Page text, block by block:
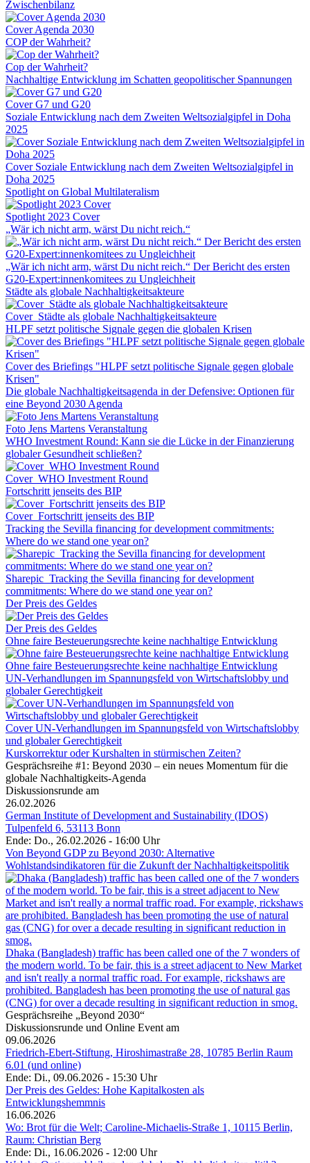
Zwischenbilanz
Cover Agenda 2030
COP der Wahrheit?
Cop der Wahrheit?
Nachhaltige Entwicklung im Schatten geopolitischer Spannungen
Cover G7 und G20
Soziale Entwicklung nach dem Zweiten Weltsozialgipfel in Doha
2025
Cover Soziale Entwicklung nach dem Zweiten Weltsozialgipfel in
Doha 2025
Spotlight on Global Multilateralism
Spotlight 2023 Cover
„Wär ich nicht arm, wärst Du nicht reich.“
„Wär ich nicht arm, wärst Du nicht reich.“ Der Bericht des ersten
G20-Expert:innenkomitees zu Ungleichheit
Städte als globale Nachhaltigkeitsakteure
Cover_Städte als globale Nachhaltigkeitsakteure
HLPF setzt politische Signale gegen die globalen Krisen
Cover des Briefings "HLPF setzt politische Signale gegen globale
Krisen"
Die globale Nachhaltigkeitsagenda in der Defensive: Optionen für
eine Beyond 2030 Agenda
Foto Jens Martens Veranstaltung
WHO Investment Round: Kann sie die Lücke in der Finanzierung
globaler Gesundheit schließen?
Cover_WHO Investment Round
Fortschritt jenseits des BIP
Cover_Fortschritt jenseits des BIP
Tracking the Sevilla financing for development commitments:
Where do we stand one year on?
Sharepic_Tracking the Sevilla financing for development
commitments: Where do we stand one year on?
Der Preis des Geldes
Der Preis des Geldes
Ohne faire Besteuerungsrechte keine nachhaltige Entwicklung
Ohne faire Besteuerungsrechte keine nachhaltige Entwicklung
UN-Verhandlungen im Spannungsfeld von Wirtschaftslobby und
globaler Gerechtigkeit
Cover UN-Verhandlungen im Spannungsfeld von Wirtschaftslobby
und globaler Gerechtigkeit
Kurskorrektur oder Kurshalten in stürmischen Zeiten?
Gesprächsreihe #1: Beyond 2030 – ein neues Momentum für die
globale Nachhaltigkeits-Agenda
Diskussionsrunde am
26.02.2026
German Institute of Development and Sustainability (IDOS)
Tulpenfeld 6, 53113 Bonn
Ende: Do., 26.02.2026 - 16:00 Uhr
Von Beyond GDP zu Beyond 2030: Alternative
Wohlstandsindikatoren für die Zukunft der Nachhaltigkeitspolitik
Dhaka (Bangladesh) traffic has been called one of the 7 wonders of
the modern world. To be fair, this is a street adjacent to New Market
and isn't really a normal traffic road. For example, rickshaws are
prohibited. Bangladesh has been promoting the use of natural gas
(CNG) for over a decade resulting in significant reduction in smog.
Gesprächsreihe „Beyond 2030“
Diskussionsrunde und Online Event am
09.06.2026
Friedrich-Ebert-Stiftung, Hiroshimastraße 28, 10785 Berlin Raum
6.01 (und online)
Ende: Di., 09.06.2026 - 15:30 Uhr
Der Preis des Geldes: Hohe Kapitalkosten als
Entwicklungshemmnis
16.06.2026
Wo: Brot für die Welt; Caroline-Michaelis-Straße 1, 10115 Berlin,
Raum: Christian Berg
Ende: Di., 16.06.2026 - 12:00 Uhr